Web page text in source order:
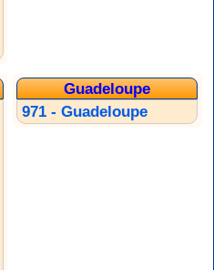
Guadeloupe
971 - Guadeloupe